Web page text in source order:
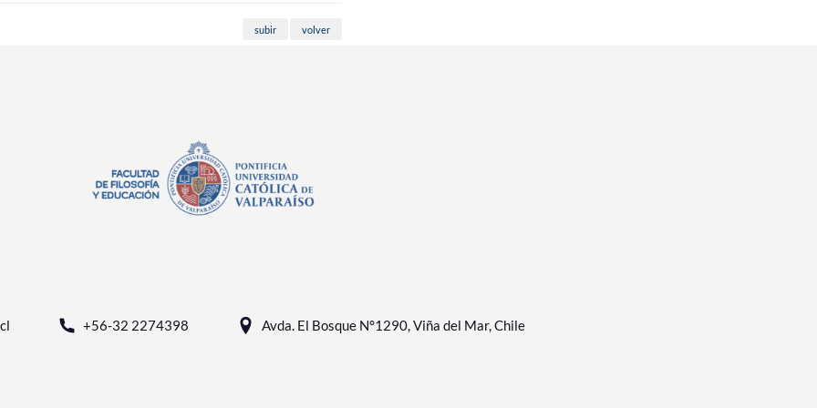
subir volver
+56-32 2274398 Avda. El Bosque N°1290, Viña del Mar, Chile